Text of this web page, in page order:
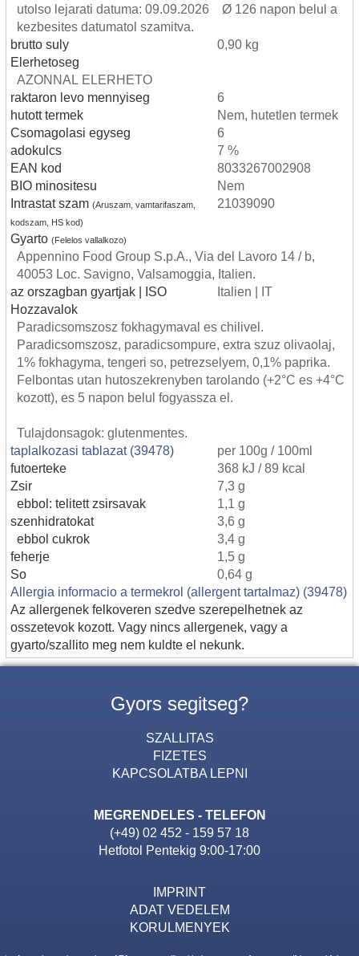
utolso lejarati datuma: 09.09.2026 Ø 126 napon belul a
kezbesites datumatol szamitva.
brutto suly
0,90 kg
Elerhetoseg
AZONNAL ELERHETO
raktaron levo mennyiseg
6
hutott termek
Nem, hutetlen termek
Csomagolasi egyseg
6
adokulcs
7 %
EAN kod
8033267002908
BIO minositesu
Nem
Intrastat szam (Aruszam, vamtarifaszam,
kodszam, HS kod)
21039090
Gyarto (Felelos vallalkozo)
Appennino Food Group S.p.A., Via del Lavoro 14 / b,
40053 Loc. Savigno, Valsamoggia, Italien.
az orszagban gyartjak | ISO
Italien | IT
Hozzavalok
Paradicsomszosz fokhagymaval es chilivel.
Paradicsomszosz, paradicsompure, extra szuz olivaolaj,
1% fokhagyma, tengeri so, petrezselyem, 0,1% paprika.
Felbontas utan hutoszekrenyben tarolando (+2°C es +4°C
kozott), es 5 napon belul fogyassza el.
Tulajdonsagok: glutenmentes.
taplalkozasi tablazat (39478)
per 100g / 100ml
futoerteke
368 kJ / 89 kcal
Zsir
7,3 g
ebbol: telitett zsirsavak
1,1 g
szenhidratokat
3,6 g
ebbol cukrok
3,4 g
feherje
1,5 g
So
0,64 g
Allergia informacio a termekrol (allergent tartalmaz) (39478)
Az allergenek felkoveren szedve szerepelhetnek az
osszetevok kozott. Vagy nincs allergenek, vagy a
gyarto/szallito meg nem kuldte el nekunk.
Gyors segitseg?
SZALLITAS
FIZETES
KAPCSOLATBA LEPNI
MEGRENDELES - TELEFON
(+49) 02 452 - 159 57 18
Hetfotol Pentekig 9:00-17:00
IMPRINT
ADAT VEDELEM
KORULMENYEK